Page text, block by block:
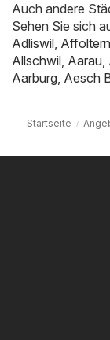
Auch andere
Sehen Sie sich
Adliswil,
Allschwil, Aarau,
Aarburg, Aesch
Startseite